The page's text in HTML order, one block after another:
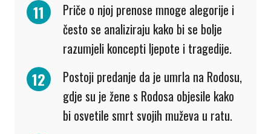
Priče o njoj prenose mnoge alegorije i
često se analiziraju kako bi se bolje
razumjeli koncepti ljepote i tragedije.
Postoji predanje da je umrla na Rodosu,
gdje su je žene s Rodosa objesile kako
bi osvetile smrt svojih muževa u ratu.